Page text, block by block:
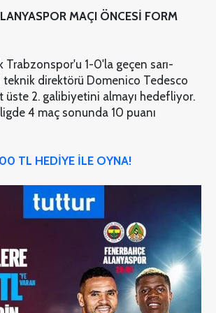
MAÇI ÖNCESİ FORM
Trabzonspor'u 1-0'la geçen sarı-
teknik direktörü Domenico Tedesco
2. galibiyetini almayı hedefliyor.
4 maç sonunda 10 puanı
TL HEDİYE İLE OYNA!